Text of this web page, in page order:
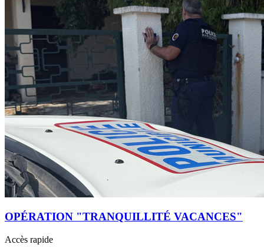
de
Teyran
OPÉRATION "TRANQUILLITÉ VACANCES"
Accès rapide